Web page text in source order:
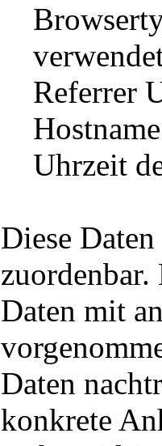
Referrer
Hostname
Uhrzeit
Diese
Daten mit
Daten
konkrete